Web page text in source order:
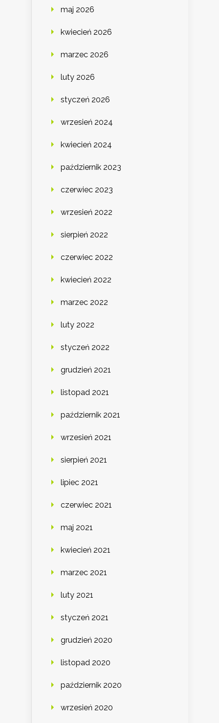
maj 2026
kwiecień 2026
marzec 2026
luty 2026
styczeń 2026
wrzesień 2024
kwiecień 2024
październik 2023
czerwiec 2023
wrzesień 2022
sierpień 2022
czerwiec 2022
kwiecień 2022
marzec 2022
luty 2022
styczeń 2022
grudzień 2021
listopad 2021
październik 2021
wrzesień 2021
sierpień 2021
lipiec 2021
czerwiec 2021
maj 2021
kwiecień 2021
marzec 2021
luty 2021
styczeń 2021
grudzień 2020
listopad 2020
październik 2020
wrzesień 2020